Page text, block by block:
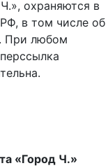
охраняются в
в том числе об
При любом
«Город Ч.»